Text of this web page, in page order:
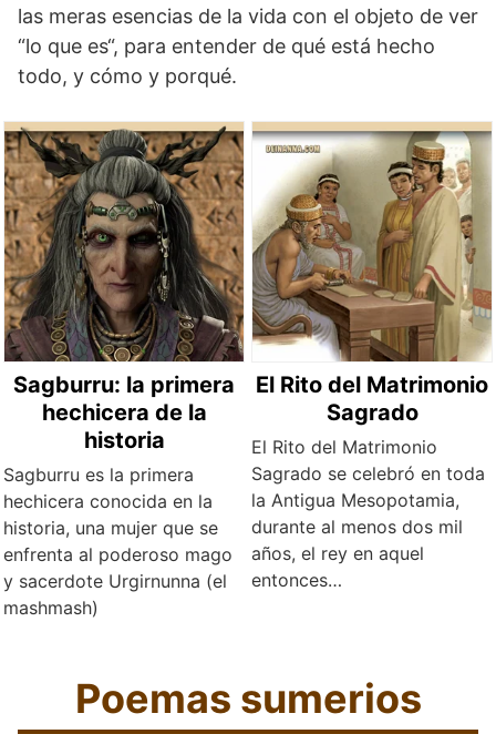
las meras esencias de la vida con el objeto de ver
“lo que es“, para entender de qué está hecho
todo, y cómo y porqué.
Sagburru: la primera
hechicera de la
historia
Sagburru es la primera
hechicera conocida en la
historia, una mujer que se
enfrenta al poderoso mago
y sacerdote Urgirnunna (el
mashmash)
El Rito del Matrimonio
Sagrado
El Rito del Matrimonio
Sagrado se celebró en toda
la Antigua Mesopotamia,
durante al menos dos mil
años, el rey en aquel
entonces…
Poemas sumerios